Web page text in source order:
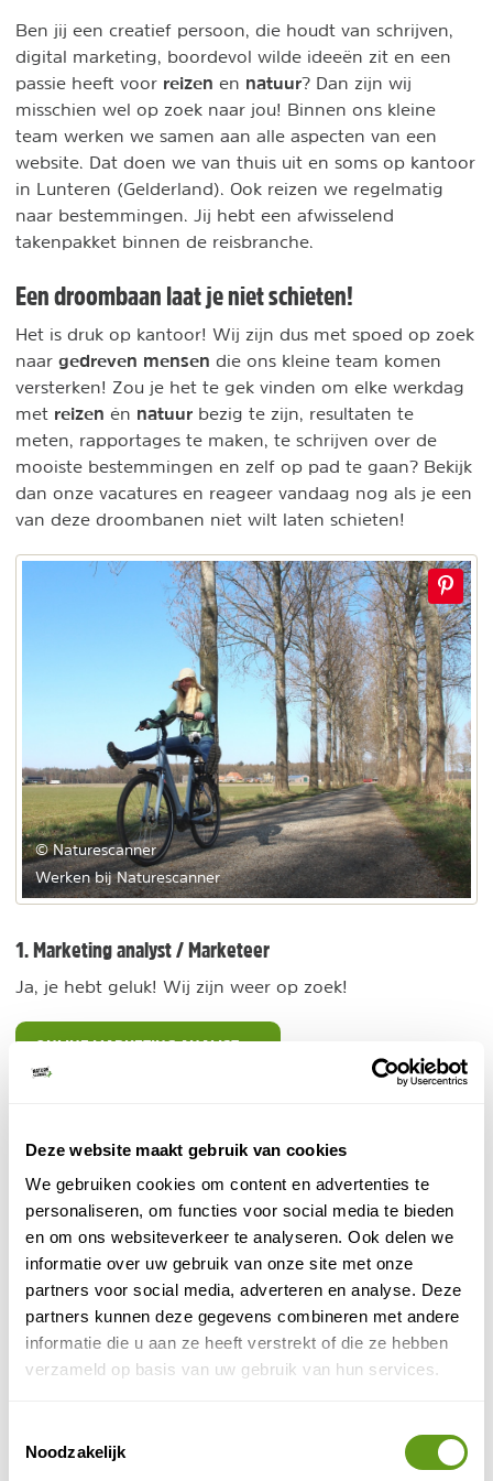
Deze website maakt gebruik van cookies
We gebruiken cookies om content en advertenties te
personaliseren, om functies voor social media te bieden
en om ons websiteverkeer te analyseren. Ook delen we
informatie over uw gebruik van onze site met onze
partners voor social media, adverteren en analyse. Deze
partners kunnen deze gegevens combineren met andere
informatie die u aan ze heeft verstrekt of die ze hebben
verzameld op basis van uw gebruik van hun services.
Noodzakelijk
Ben jij een creatief persoon, die houdt van schrijven,
digital marketing, boordevol wilde ideeën zit en een
passie heeft voor reizen en natuur? Dan zijn wij
misschien wel op zoek naar jou! Binnen ons kleine
team werken we samen aan alle aspecten van een
website. Dat doen we van thuis uit en soms op kantoor
in Lunteren (Gelderland). Ook reizen we regelmatig
naar bestemmingen. Jij hebt een afwisselend
takenpakket binnen de reisbranche.
Een droombaan laat je niet schieten!
Het is druk op kantoor! Wij zijn dus met spoed op zoek
naar gedreven mensen die ons kleine team komen
versterken! Zou je het te gek vinden om elke werkdag
met reizen én natuur bezig te zijn, resultaten te
meten, rapportages te maken, te schrijven over de
mooiste bestemmingen en zelf op pad te gaan? Bekijk
dan onze vacatures en reageer vandaag nog als je een
van deze droombanen niet wilt laten schieten!
© Naturescanner
Werken bij Naturescanner
1. Marketing analyst / Marketeer
Ja, je hebt geluk! Wij zijn weer op zoek!
ONLINE MARKETING ANALIST
Helaas, deze vacature is vervuld!
PR-MANAGER
3. Stagiair
Ben jij zeer leergierig en ambitieus, actief op Social
Media, begaan met natuur en hou je van (foutloos)
schrijven? Je studeert in Communicatie, Journalistiek,
gezellige stage, neem dan snel contact. Wij zijn op